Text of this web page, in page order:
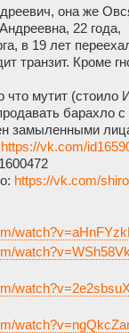
она же
22 года,
в 19 лет
транзит. Кроме
что мутит (стоило
барахло
замыленными
https://vk.com/
https://vk.com/